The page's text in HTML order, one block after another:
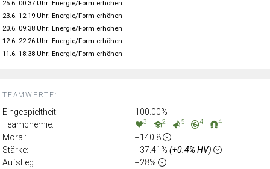
TEAMWERTE:
Eingespieltheit:
100.00%
Teamchemie:
3 2 5 4 4
Moral:
+140.8
Stärke:
+37.41% (+0.4% HV)
Aufstieg:
+28%
25.6. 00:37 Uhr: Energie/Form erhöhen
23.6. 12:19 Uhr: Energie/Form erhöhen
20.6. 09:38 Uhr: Energie/Form erhöhen
12.6. 22:26 Uhr: Energie/Form erhöhen
11.6. 18:38 Uhr: Energie/Form erhöhen